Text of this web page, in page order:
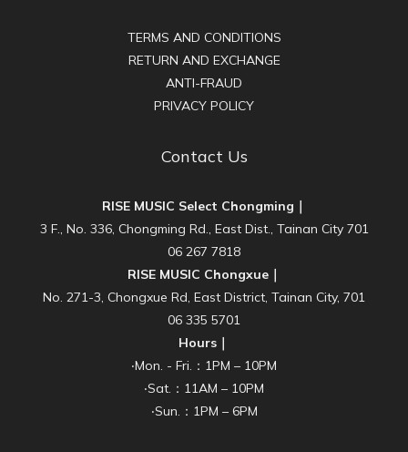
TERMS AND CONDITIONS
RETURN AND EXCHANGE
ANTI-FRAUD
PRIVACY POLICY
Contact Us
RISE MUSIC Select Chongming｜
3 F., No. 336, Chongming Rd., East Dist., Tainan City 701
06 267 7818
RISE MUSIC Chongxue｜
No. 271-3, Chongxue Rd, East District, Tainan City, 701
06 335 5701
Hours｜
‧Mon. - Fri.：1PM – 10PM
‧Sat.：11AM – 10PM
‧Sun.：1PM – 6PM